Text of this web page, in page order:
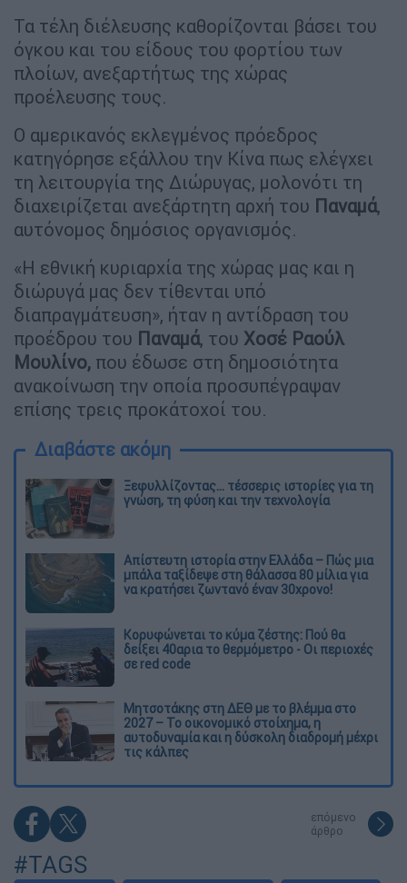
Τα τέλη διέλευσης καθορίζονται βάσει του
όγκου και του είδους του φορτίου των
πλοίων, ανεξαρτήτως της χώρας
προέλευσης τους.
Ο αμερικανός εκλεγμένος πρόεδρος
κατηγόρησε εξάλλου την Κίνα πως ελέγχει
τη λειτουργία της Διώρυγας, μολονότι τη
διαχειρίζεται ανεξάρτητη αρχή του Παναμά,
αυτόνομος δημόσιος οργανισμός.
«Η εθνική κυριαρχία της χώρας μας και η
διώρυγά μας δεν τίθενται υπό
διαπραγμάτευση», ήταν η αντίδραση του
προέδρου του Παναμά, του Χοσέ Ραούλ
Μουλίνο, που έδωσε στη δημοσιότητα
ανακοίνωση την οποία προσυπέγραψαν
επίσης τρεις προκάτοχοί του.
Διαβάστε ακόμη
Ξεφυλλίζοντας... τέσσερις ιστορίες για τη
γνώση, τη φύση και την τεχνολογία
Απίστευτη ιστορία στην Ελλάδα – Πώς μια
μπάλα ταξίδεψε στη θάλασσα 80 μίλια για
να κρατήσει ζωντανό έναν 30χρονο!
Κορυφώνεται το κύμα ζέστης: Πού θα
δείξει 40αρια το θερμόμετρο - Οι περιοχές
σε red code
Μητσοτάκης στη ΔΕΘ με το βλέμμα στο
2027 – Το οικονομικό στοίχημα, η
αυτοδυναμία και η δύσκολη διαδρομή μέχρι
τις κάλπες
επόμενο
άρθρο
#TAGS